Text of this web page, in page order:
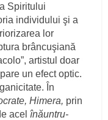
Spiritului
individului şi a
lor
brâncuşiană
artistul doar
un efect optic.
În
Himera, prin
acelînăuntru-